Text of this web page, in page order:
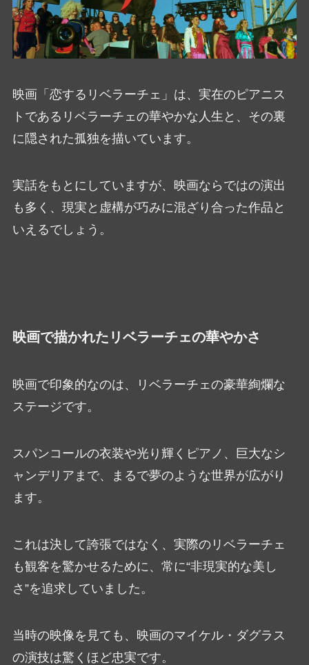
映画「恋するリベラーチェ」は、実在のピアニス
トであるリベラーチェの華やかな人生と、その裏
に隠された孤独を描いています。
実話をもとにしていますが、映画ならではの演出
も多く、現実と虚構が巧みに混ざり合った作品と
いえるでしょう。
映画で描かれたリベラーチェの華やかさ
映画で印象的なのは、リベラーチェの豪華絢爛な
ステージです。
スパンコールの衣装や光り輝くピアノ、巨大なシ
ャンデリアまで、まるで夢のような世界が広がり
ます。
これは決して誇張ではなく、実際のリベラーチェ
も観客を驚かせるために、常に“非現実的な美し
さ”を追求していました。
当時の映像を見ても、映画のマイケル・ダグラス
の演技は驚くほど忠実です。